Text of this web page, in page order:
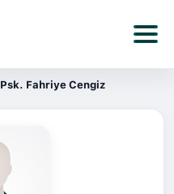
Psk. Fahriye Cengiz